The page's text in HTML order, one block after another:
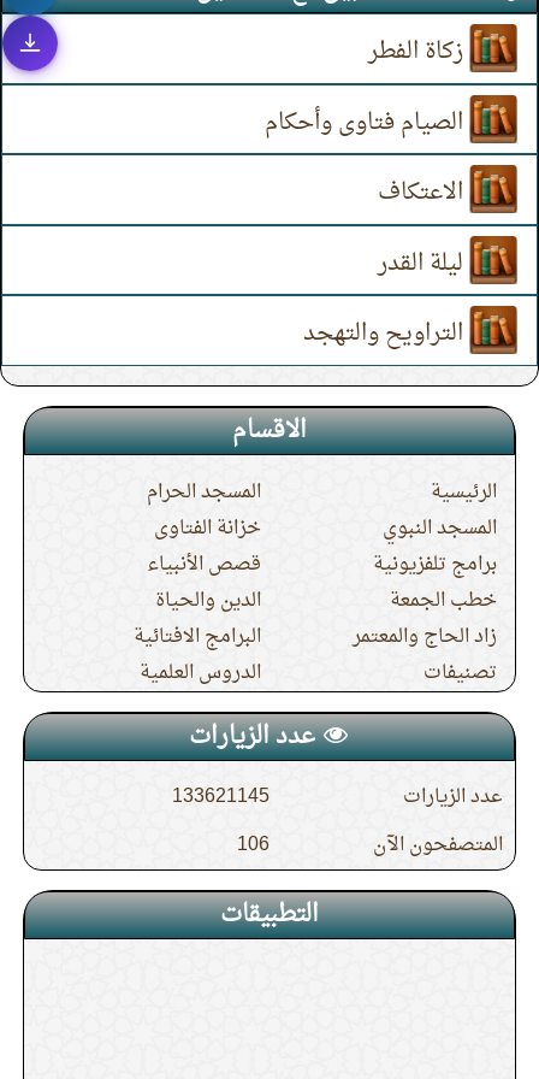
زكاة الفطر
الصيام فتاوى وأحكام
الاعتكاف
ليلة القدر
التراويح والتهجد
الاقسام
الرئيسية
المسجد الحرام
المسجد النبوي
خزانة الفتاوى
برامج تلفزيونية
قصص الأنبياء
خطب الجمعة
الدين والحياة
زاد الحاج والمعتمر
البرامج الافتائية
تصنيفات
الدروس العلمية
عدد الزيارات
عدد الزيارات
133621145
المتصفحون الآن
106
التطبيقات